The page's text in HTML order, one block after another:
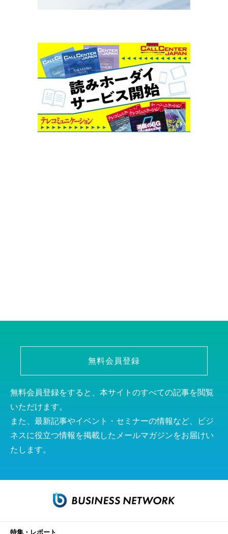
無料会員登録
無料会員登録をすると、本サイトのすべての記事を閲覧
いただけます。
また、最新記事やイベント・セミナーの情報など、ビジ
ネスに役立つ情報を掲載したメールマガジンをお届けい
たします。
特集・レポート